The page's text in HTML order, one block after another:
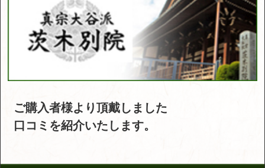
ご購入者様より頂戴しました
口コミを紹介いたします。